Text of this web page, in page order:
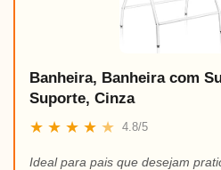
Banheira, Banheira com
Suporte, Cinza
★ ★ ★ ★ ★ 4.8/5
Ideal para pais que desejam